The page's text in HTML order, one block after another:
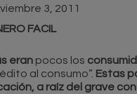
3, 2011
FACIL
eran pocos los
al consumo”. Estas
a raíz del grave